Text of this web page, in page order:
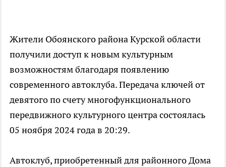
Жители Обоянского района Курской области
получили доступ к новым культурным
возможностям благодаря появлению
современного автоклуба. Передача ключей от
девятого по счету многофункционального
передвижного культурного центра состоялась
05 ноября 2024 года в 20:29.
Автоклуб, приобретенный для районного Дома